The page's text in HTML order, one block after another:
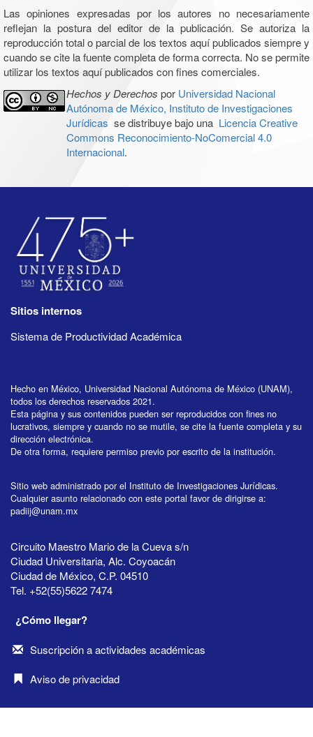
Las opiniones expresadas por los autores no necesariamente
reflejan la postura del editor de la publicación. Se autoriza la
reproducción total o parcial de los textos aquí publicados siempre y
cuando se cite la fuente completa de forma correcta. No se permite
utilizar los textos aquí publicados con fines comerciales.
Hechos y Derechos por Universidad Nacional
Autónoma de México, Instituto de Investigaciones
Jurídicas se distribuye bajo una Licencia Creative
Commons Reconocimiento-NoComercial 4.0
Internacional.
Sitios internos
Sistema de Productividad Académica
Hecho en México, Universidad Nacional Autónoma de México (UNAM),
todos los derechos reservados 2021.
Esta página y sus contenidos pueden ser reproducidos con fines no
lucrativos, siempre y cuando no se mutile, se cite la fuente completa y su
dirección electrónica.
De otra forma, requiere permiso previo por escrito de la institución.
Sitio web administrado por el Instituto de Investigaciones Jurídicas.
Cualquier asunto relacionado con este portal favor de dirigirse a:
padiij@unam.mx
Circuito Maestro Mario de la Cueva s/n
Ciudad Universitaria, Alc. Coyoacán
Ciudad de México, C.P. 04510
Tel. +52(55)5622 7474
¿Cómo llegar?
Suscripción a actividades académicas
Aviso de privacidad